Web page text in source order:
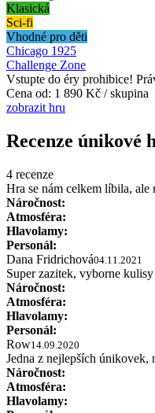
Klasická
Sci-fi
Vhodné pro děti
Chicago 1925
Challenge Zone
Vstupte do éry prohibice!
Cena od: 1 890 Kč / skupina
zobrazit hru
Recenze únikové
4 recenze
Hra se nám celkem líbila,
Náročnost:
Atmosféra:
Hlavolamy:
Personál:
Dana Fridrichová04.11.2021
Super zazitek, vyborne
Náročnost:
Atmosféra:
Hlavolamy:
Personál:
Row14.09.2020
Jedna z nejlepších únikovek,
Náročnost:
Atmosféra:
Hlavolamy: